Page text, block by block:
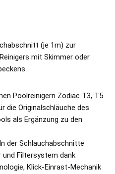
(je 1m) zur
mit Skimmer oder
Poolreinigern Zodiac T3, T5
die Originalschläuche des
als Ergänzung zu den
der Schlauchabschnitte
und Filtersystem dank
Klick-Einrast-Mechanik